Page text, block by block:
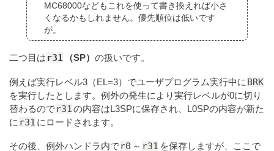
MC68000などもこれを使って書き換えれば小さ
くなるかもしれません。優先順位は低いです
が。
二つ目は r31 （SP） の扱いです。
例えば実行レベル3（EL=3）でユーザプログラム実行中に BRK
を実行したとします。例外の発生により実行レベルが0に切り
替わるのでr31 の内容はL3SPに保存され、L0SPの内容が新た
に r31 にロードされます。
その後、例外ハンドラ内でr0 ～ r31 を保存しますが、ここで